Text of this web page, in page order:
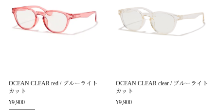
OCEAN CLEAR red / ブルーライト
カット
¥9,900
OCEAN CLEAR clear / ブルーライト
カット
¥9,900